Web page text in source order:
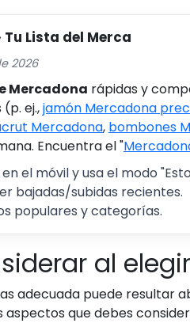
Tu Lista del Merca
2026
Mercadona rápidas y
ej.,jamón Mercadona
Mercadona, bombones
Encuentra el "
el móvil y usa el modo
bajadas/subidas recientes.
populares y categorías.
al
adecuada puede resultar
que debes